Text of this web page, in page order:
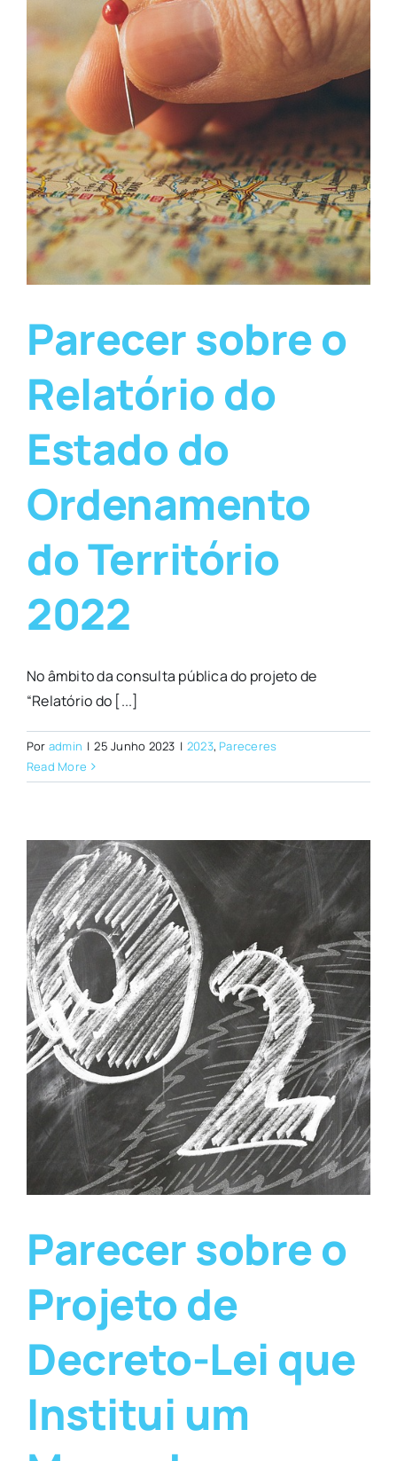
Parecer sobre o
Relatório do
Estado do
Ordenamento
do Território
2022
No âmbito da consulta pública do projeto de
“Relatório do [...]
Por admin | 25 Junho 2023 | 2023, Pareceres
Read More
Parecer sobre o
Projeto de
Decreto-Lei que
Institui um